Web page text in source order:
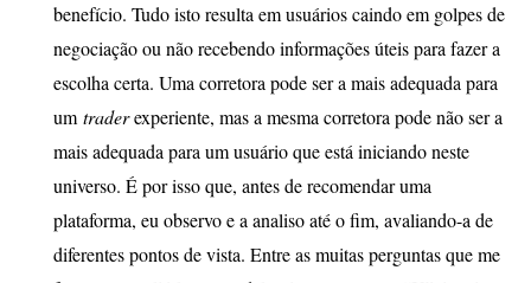
benefício. Tudo isto resulta em usuários caindo em golpes de
negociação ou não recebendo informações úteis para fazer a
escolha certa. Uma corretora pode ser a mais adequada para
um traderexperiente, mas a mesma corretora pode não ser a
mais adequada para um usuário que está iniciando neste
universo. É por isso que, antes de recomendar uma
plataforma, eu observo e a analiso até o fim, avaliando-a de
diferentes pontos de vista. Entre as muitas perguntas que me